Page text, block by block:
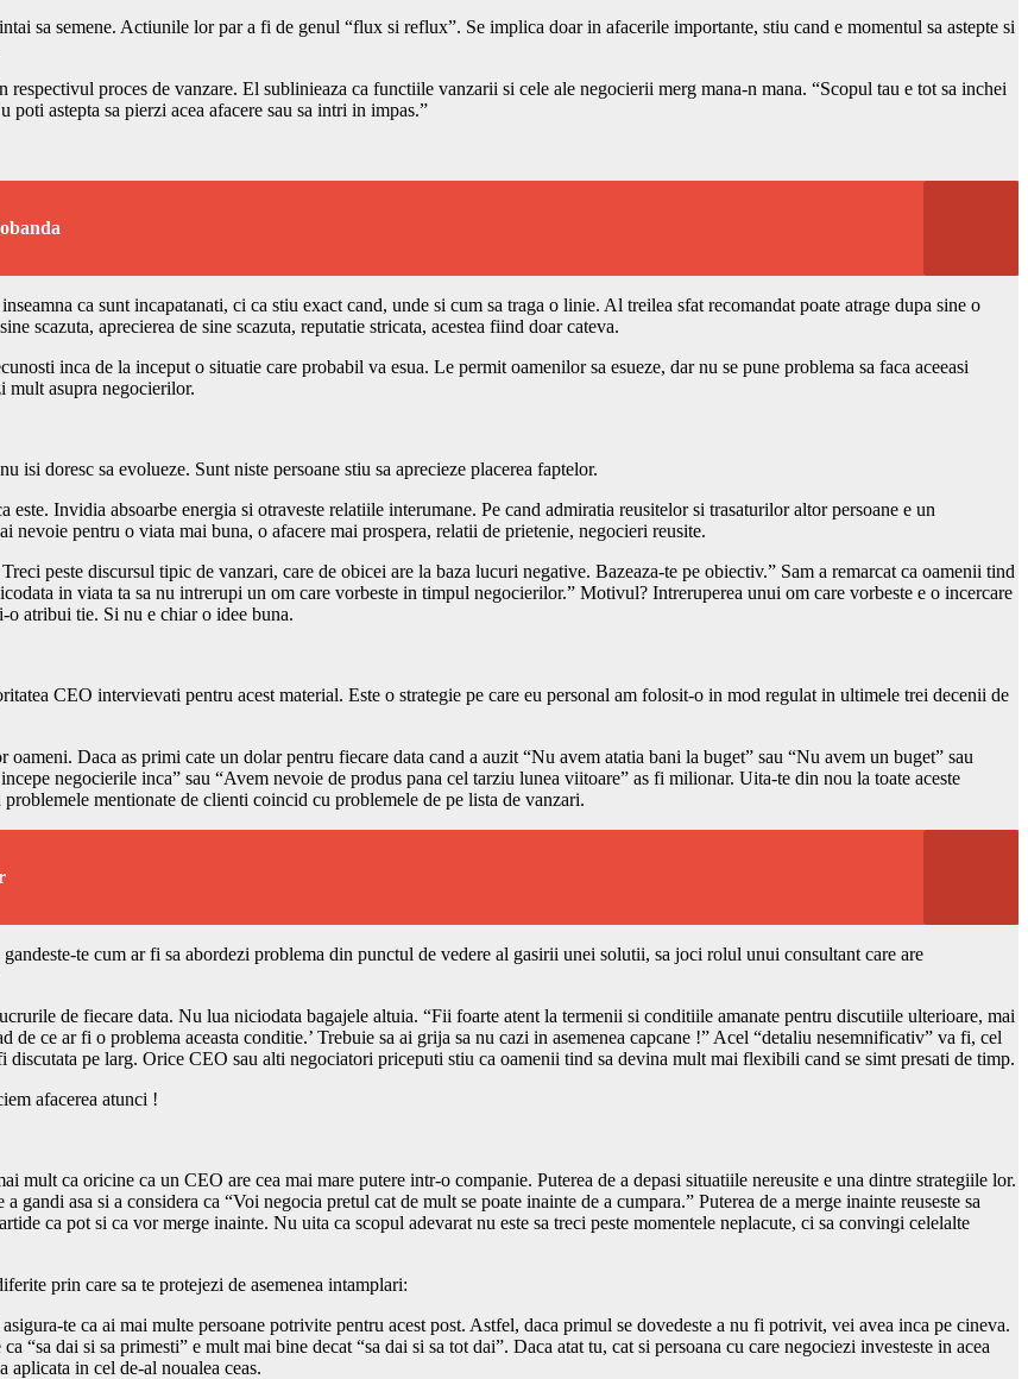
sa semene. Actiunile lor par a fi de genul “flux si reflux”. Se implica doar in afacerile importante, stiu cand e momentul sa astepte si
proces de vanzare. El sublinieaza ca functiile vanzarii si cele ale negocierii merg mana-n mana. “Scopul tau e tot sa inchei
astepta sa pierzi acea afacere sau sa intri in impas.”
ca sunt incapatanati, ci ca stiu exact cand, unde si cum sa traga o linie. Al treilea sfat recomandat poate atrage dupa sine o
scazuta, aprecierea de sine scazuta, reputatie stricata, acestea fiind doar cateva.
inca de la inceput o situatie care probabil va esua. Le permit oamenilor sa esueze, dar nu se pune problema sa faca aceeasi
mult asupra negocierilor.
isi doresc sa evolueze. Sunt niste persoane stiu sa aprecieze placerea faptelor.
Invidia absoarbe energia si otraveste relatiile interumane. Pe cand admiratia reusitelor si trasaturilor altor persoane e un
nevoie pentru o viata mai buna, o afacere mai prospera, relatii de prietenie, negocieri reusite.
peste discursul tipic de vanzari, care de obicei are la baza lucuri negative. Bazeaza-te pe obiectiv.” Sam a remarcat ca oamenii tind
in viata ta sa nu intrerupi un om care vorbeste in timpul negocierilor.” Motivul? Intreruperea unui om care vorbeste e o incercare
atribui tie. Si nu e chiar o idee buna.
CEO intervievati pentru acest material. Este o strategie pe care eu personal am folosit-o in mod regulat in ultimele trei decenii de
Daca as primi cate un dolar pentru fiecare data cand a auzit “Nu avem atatia bani la buget” sau “Nu avem un buget” sau
negocierile inca” sau “Avem nevoie de produs pana cel tarziu lunea viitoare” as fi milionar. Uita-te din nou la toate aceste
mentionate de clienti coincid cu problemele de pe lista de vanzari.
te cum ar fi sa abordezi problema din punctul de vedere al gasirii unei solutii, sa joci rolul unui consultant care are
de fiecare data. Nu lua niciodata bagajele altuia. “Fii foarte atent la termenii si conditiile amanate pentru discutiile ulterioare, mai
ce ar fi o problema aceasta conditie.’ Trebuie sa ai grija sa nu cazi in asemenea capcane !” Acel “detaliu nesemnificativ” va fi, cel
pe larg. Orice CEO sau alti negociatori priceputi stiu ca oamenii tind sa devina mult mai flexibili cand se simt presati de timp.
afacerea atunci !
mult ca oricine ca un CEO are cea mai mare putere intr-o companie. Puterea de a depasi situatiile nereusite e una dintre strategiile lor.
gandi asa si a considera ca “Voi negocia pretul cat de mult se poate inainte de a cumpara.” Puterea de a merge inainte reuseste sa
ca pot si ca vor merge inainte. Nu uita ca scopul adevarat nu este sa treci peste momentele neplacute, ci sa convingi celelalte
prin care sa te protejezi de asemenea intamplari:
te ca ai mai multe persoane potrivite pentru acest post. Astfel, daca primul se dovedeste a nu fi potrivit, vei avea inca pe cineva.
“sa dai si sa primesti” e mult mai bine decat “sa dai si sa tot dai”. Daca atat tu, cat si persoana cu care negociezi investeste in acea
aplicata in cel de-al noualea ceas.